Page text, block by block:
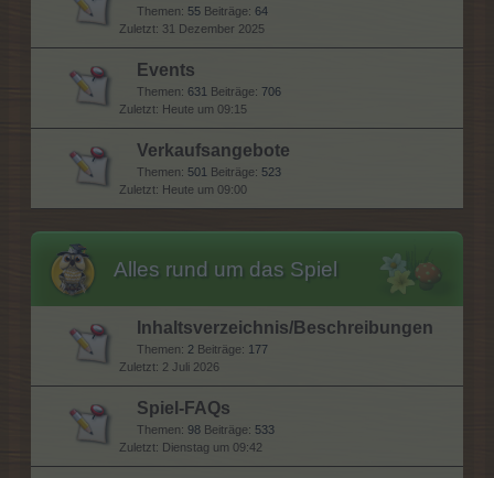
Themen: 55 Beiträge: 64
31 Dezember 2025
Events
Themen: 631 Beiträge: 706
Heute um 09:15
Verkaufsangebote
Themen: 501 Beiträge: 523
Heute um 09:00
Alles rund um das Spiel
Inhaltsverzeichnis/Beschreibungen
Themen: 2 Beiträge: 177
2 Juli 2026
Spiel-FAQs
Themen: 98 Beiträge: 533
Dienstag um 09:42